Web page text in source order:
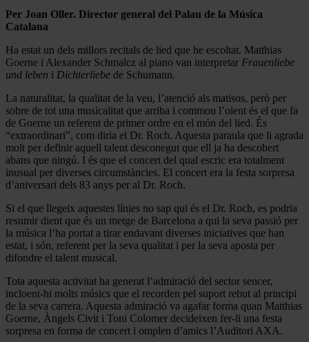
Per Joan Oller. Director general del Palau de la Música
Catalana
Ha estat un dels millors recitals de lied que he escoltat. Matthias
Goerne i Alexander Schmalcz al piano van interpretar Frauenliebe
und leben i Dichterliebe de Schumann.
La naturalitat, la qualitat de la veu, l’atenció als matisos, però per
sobre de tot una musicalitat que arriba i commou l’oient és el que fa
de Goerne un referent de primer ordre en el món del lied. És
“extraordinari”, com diria el Dr. Roch. Aquesta paraula que li agrada
molt per definir aquell talent desconegut que ell ja ha descobert
abans que ningú. I és que el concert del qual escric era totalment
inusual per diverses circumstàncies. El concert era la festa sorpresa
d’aniversari dels 83 anys per al Dr. Roch.
Si el que llegeix aquestes línies no sap qui és el Dr. Roch, es podria
resumir dient que és un metge de Barcelona a qui la seva passió per
la música l’ha portat a tirar endavant diverses iniciatives que han
estat, i són, referent per la seva qualitat i per la seva aposta per
difondre el talent musical.
Tota aquesta activitat ha generat l’admiració del sector sencer,
incloent-hi molts músics que el recorden pel suport rebut al principi
de la seva carrera. Aquesta admiració va agafar forma quan Matthias
Goerne, Àngels Civit i Toni Colomer decideixen fer-li una festa
sorpresa en forma de concert i omplen d’amics l’Auditori AXA.